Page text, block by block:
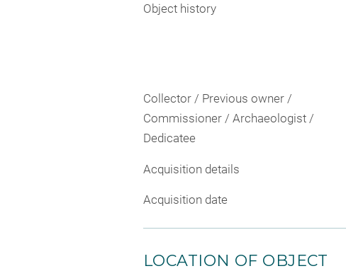
Object history
Collector / Previous owner /
Commissioner / Archaeologist /
Dedicatee
Acquisition details
Acquisition date
LOCATION OF OBJECT